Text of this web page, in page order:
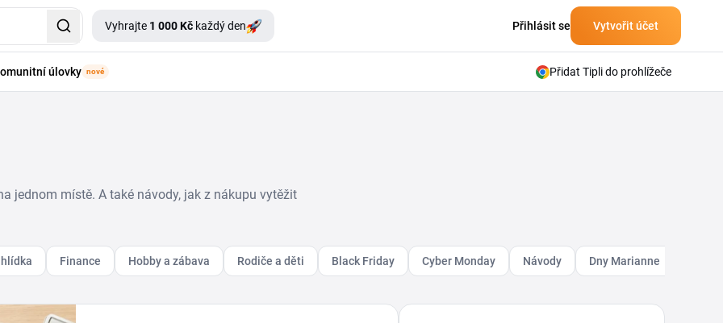
Vyhrajte 1 000 Kč každý den Přihlásit se Vytvořit účet
úlovky nové Přidat Tipli do prohlížeče
jednom místě. A také návody, jak z nákupu vytěžit
Finance Hobby a zábava Rodiče a děti Black Friday Cyber Monday Návody Dny Marianne